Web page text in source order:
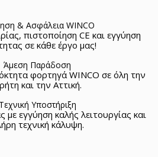
& Ασφάλεια WINCO
πιστοποίηση CE και εγγύηση
σε κάθε έργο μας!
Άμεση Παράδοση
φορτηγά WINCO σε όλη την
και την Αττική.
Τεχνική Υποστήριξη
με εγγύηση καλής λειτουργίας και
τεχνική κάλυψη.